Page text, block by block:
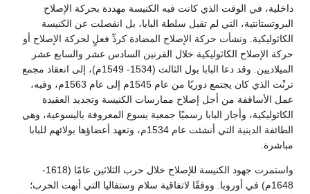
داخلية، في الوقت الذي كانت فيه الكنيسة مهددة بحركة الإصلاح
البروتستانتية، التي لم تقبل سلطة البابا، بل انفصلت عن الكنيسة
الكاثوليكية. ونشأت حركة الإصلاح المضادة كردِّ فعلٍ لحركة الإصلاح أو
حركة الإصلاح الكاثوليكية خلال القرنين السادس عشر والسابع عشر
الميلاديين. وقد دعا البابا بول الثالث (1534- 1549م)، إلى انعقاد مجمع
ترنْت الذي كان يجتمع دوريًا من عام 1545م إلى عام 1563م، وفيه،
عمل الأساقفة من أجل إصلاح ممارسات الكنيسة وتجديد العقيدة
الكاثوليكية، وأجاز البابا رسميًا جمعية يسوع المعروفة باليسوعية، وهي
الطائفة الدينية التي أنشئت عام 1534م، وتعهد أعضاؤها بولائهم للبابا
مباشرة.
واستمرت جهود الكنيسة للإصلاح خلال حرب الثلاثين عامًا (1618-
1648م) في أوروبا. ووفقًا لاتفاقية سلام وستفاليا التي أنهت الحرب؛